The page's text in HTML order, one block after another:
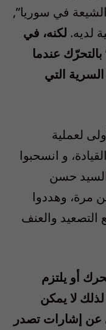
في سوريا”,
لديه. لكنه، في
عندما
التي
لعملية
و انسحبوا
حسن
مرة، وهددوا
التصعيد والعنف
أو يلتزم
لا يمكن
عن إشارات تصدر